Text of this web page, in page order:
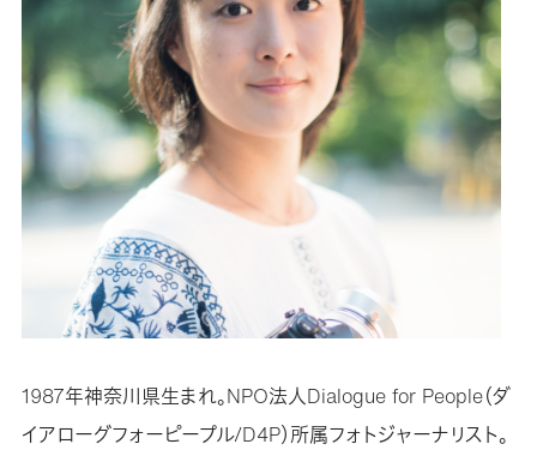
1987年神奈川県生まれ。NPO法人Dialogue for People（ダ
イアローグフォーピープル/D4P）所属フォトジャーナリスト。